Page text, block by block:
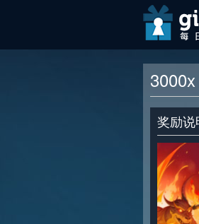
奖励说